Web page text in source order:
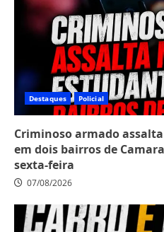
Destaques Policial
Criminoso armado
em dois bairros de
sexta-feira
07/08/2026